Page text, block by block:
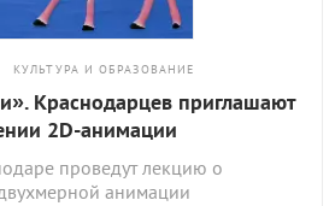
КУЛЬТУРА И ОБРАЗОВАНИЕ
Краснодарцев приглашают
2D-анимации
проведут лекцию о
анимации